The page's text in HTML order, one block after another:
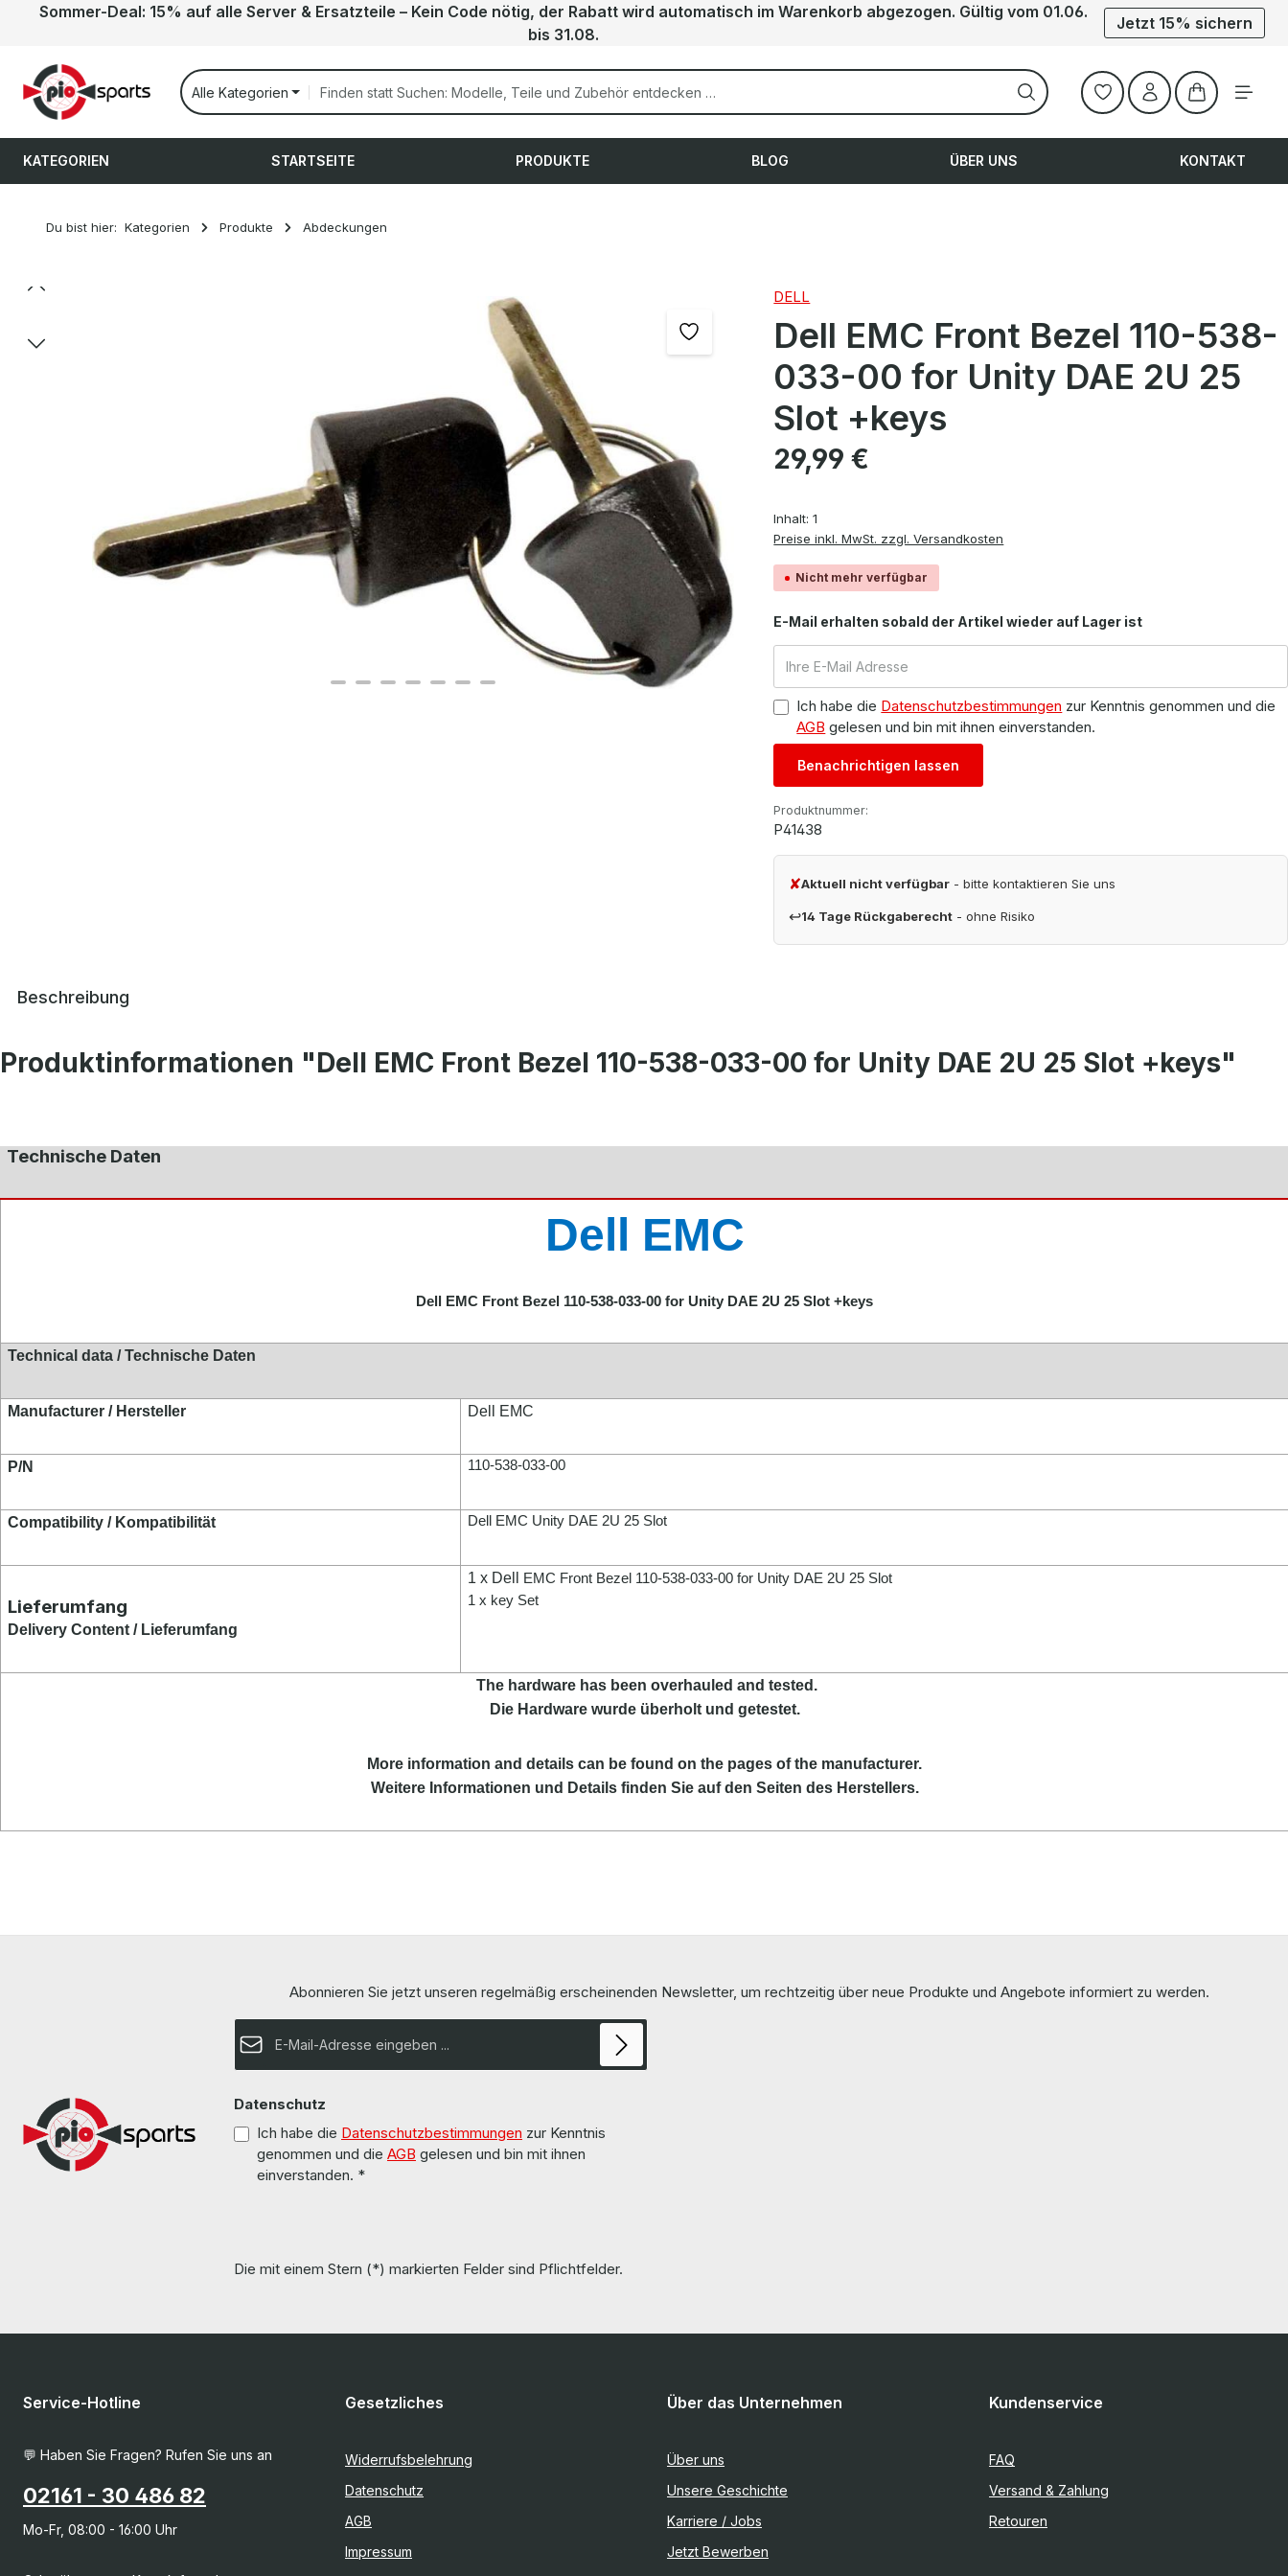
Hauptinhalt springen
Zur Suche springen
Zur Hauptnavigation springen
Sommer-Deal: 15% auf alle Server & Ersatzteile – Kein Code nötig, der Rabatt wird automatisch im Warenkorb abgezogen. Gültig vom 01.06.
bis 31.08.
Jetzt 15% sichern
Alle Kategorien
Warenkorb
KATEGORIEN STARTSEITE PRODUKTE BLOG ÜBER UNS KONTAKT
Du bist hier: Kategorien Produkte Abdeckungen
Bildergalerie überspringen DELL
Dell EMC Front Bezel 110-538-
033-00 for Unity DAE 2U 25
Slot +keys
Regulärer Preis:
29,99 €
Inhalt:1
Preise inkl. MwSt. zzgl. Versandkosten
Nicht mehr verfügbar
E-Mail erhalten sobald der Artikel wieder auf Lager ist
Ich habe die Datenschutzbestimmungen zur Kenntnis genommen und die
AGB gelesen und bin mit ihnen einverstanden.
Benachrichtigen lassen
Produktnummer:
P41438
✘Aktuell nicht verfügbar - bitte kontaktieren Sie uns
↩14 Tage Rückgaberecht - ohne Risiko
Beschreibung
Produktinformationen "Dell EMC Front Bezel 110-538-033-00 for Unity DAE 2U 25 Slot +keys"
Technische Daten
Dell EMC
Dell EMC Front Bezel 110-538-033-00 for Unity DAE 2U 25 Slot +keys
Technical data / Technische Daten
Manufacturer / Hersteller Dell EMC
P/N 110-538-033-00
Compatibility / Kompatibilität Dell EMC Unity DAE 2U 25 Slot
Lieferumfang
Delivery Content / Lieferumfang
1 x Dell EMC Front Bezel 110-538-033-00 for Unity DAE 2U 25 Slot
1 x key Set
The hardware has been overhauled and tested.
Die Hardware wurde überholt und getestet.
More information and details can be found on the pages of the manufacturer.
Weitere Informationen und Details finden Sie auf den Seiten des Herstellers.
Abonnieren Sie jetzt unseren regelmäßig erscheinenden Newsletter, um rechtzeitig über neue Produkte und Angebote informiert zu werden.
E-Mail-Adresse*
Datenschutz
Ich habe die Datenschutzbestimmungen zur Kenntnis
genommen und die AGB gelesen und bin mit ihnen
einverstanden. *
Die mit einem Stern (*) markierten Felder sind Pflichtfelder.
Service-Hotline
💬 Haben Sie Fragen? Rufen Sie uns an
02161 - 30 486 82
Mo-Fr, 08:00 - 16:00 Uhr
Gesetzliches
Widerrufsbelehrung
Datenschutz
AGB
Impressum
Über das Unternehmen
Über uns
Unsere Geschichte
Karriere / Jobs
Jetzt Bewerben
Kundenservice
FAQ
Versand & Zahlung
Retouren